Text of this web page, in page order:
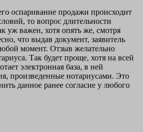
оспаривание продажи происходит
то вопрос длительности
уж важен, хотя опять же, смотря
что выдав документ, заявитель
момент. Отзыв желательно
Так будет проще, хотя на всей
электронная база, в ней
произведенные нотариусами. Это
данное ранее согласие у любого